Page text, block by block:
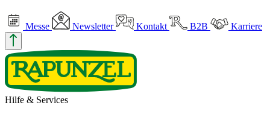
Messe Newsletter Kontakt B2B Karriere
Hilfe & Services